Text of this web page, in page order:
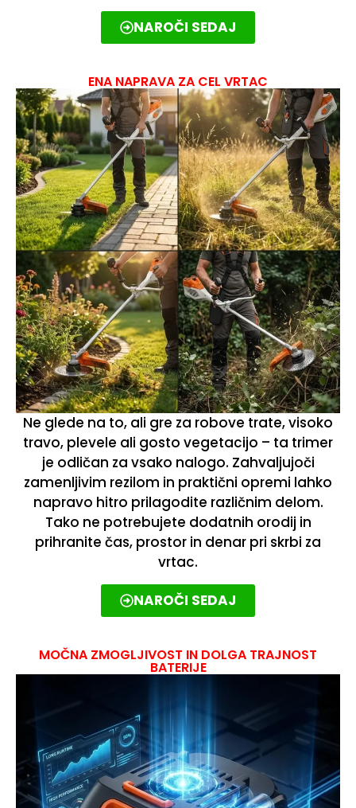
NAROČI SEDAJ
ENA NAPRAVA ZA CEL VRTAC
Ne glede na to, ali gre za robove trate, visoko
travo, plevele ali gosto vegetacijo – ta trimer
je odličan za vsako nalogo. Zahvaljujoči
zamenljivim rezilom in praktični opremi lahko
napravo hitro prilagodite različnim delom.
Tako ne potrebujete dodatnih orodij in
prihranite čas, prostor in denar pri skrbi za
vrtac.
NAROČI SEDAJ
MOČNA ZMOGLJIVOST IN DOLGA TRAJNOST
BATERIJE